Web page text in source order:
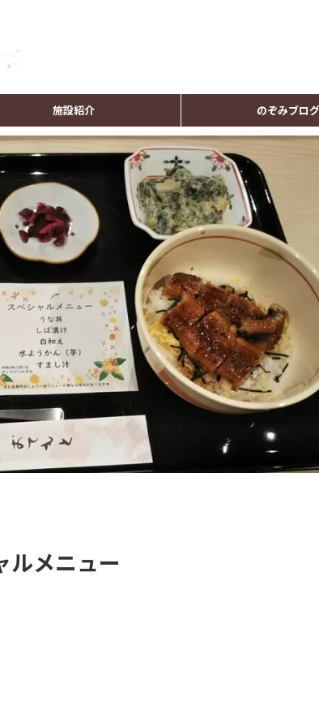
施設紹介 のぞみブログ
ルメニュー